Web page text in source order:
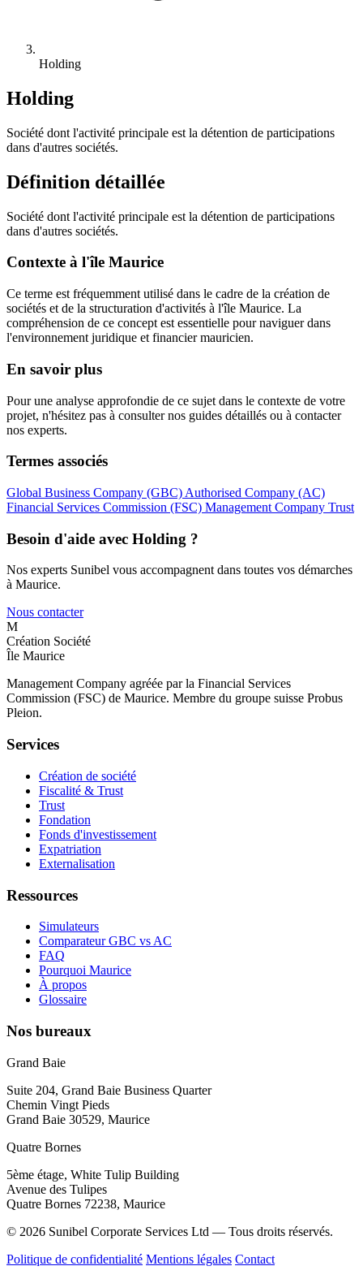
Holding
Holding
Société dont l'activité principale est la détention de participations
dans d'autres sociétés.
Définition détaillée
Société dont l'activité principale est la détention de participations
dans d'autres sociétés.
Contexte à l'île Maurice
Ce terme est fréquemment utilisé dans le cadre de la création de
sociétés et de la structuration d'activités à l'île Maurice. La
compréhension de ce concept est essentielle pour naviguer dans
l'environnement juridique et financier mauricien.
En savoir plus
Pour une analyse approfondie de ce sujet dans le contexte de votre
projet, n'hésitez pas à consulter nos guides détaillés ou à contacter
nos experts.
Termes associés
Global Business Company (GBC) Authorised Company (AC)
Financial Services Commission (FSC) Management Company Trust
Besoin d'aide avec Holding ?
Nos experts Sunibel vous accompagnent dans toutes vos démarches
à Maurice.
Nous contacter
M
Création Société
Île Maurice
Management Company agréée par la Financial Services
Commission (FSC) de Maurice. Membre du groupe suisse Probus
Pleion.
Services
Création de société
Fiscalité & Trust
Trust
Fondation
Fonds d'investissement
Expatriation
Externalisation
Ressources
Simulateurs
Comparateur GBC vs AC
FAQ
Pourquoi Maurice
À propos
Glossaire
Nos bureaux
Grand Baie
Suite 204, Grand Baie Business Quarter
Chemin Vingt Pieds
Grand Baie 30529, Maurice
Quatre Bornes
5ème étage, White Tulip Building
Avenue des Tulipes
Quatre Bornes 72238, Maurice
© 2026 Sunibel Corporate Services Ltd — Tous droits réservés.
Politique de confidentialité Mentions légales Contact